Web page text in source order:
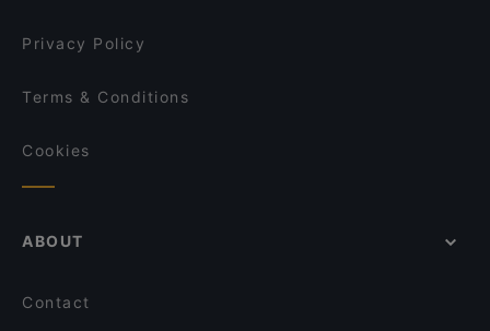
SHIKI Restaurant & Cocktailbar
Privacy Policy
Terms & Conditions
Cookies
ABOUT
Contact